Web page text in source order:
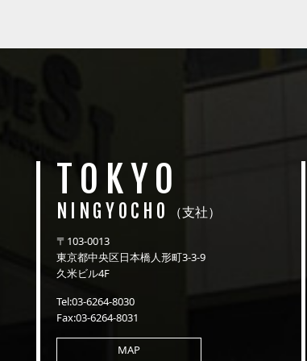
TOKYO
NINGYOCHO （支社）
〒103-0013
東京都中央区日本橋人形町3-3-9
久米ビル4F
Tel:03-6264-8030
Fax:03-6264-8031
MAP